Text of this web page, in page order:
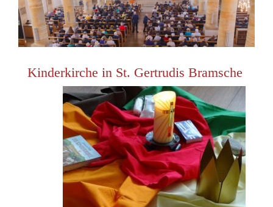
Kinderkirche in St. Gertrudis Bramsche